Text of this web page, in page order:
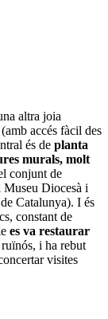
altra joia
(amb accés fàcil des
és de planta
murals, molt
conjunt de
Museu Diocesà i
Catalunya). I és
constant de
es va restaurar
i ha rebut
visites